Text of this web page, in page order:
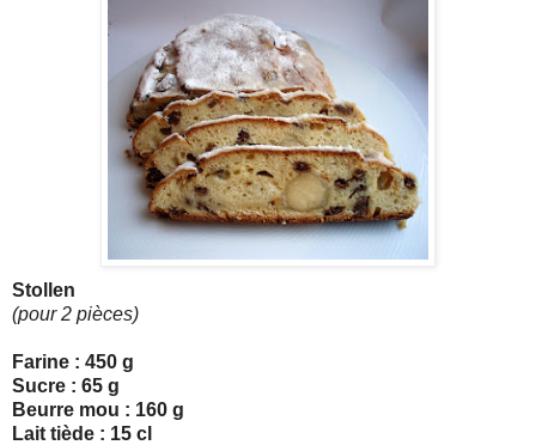
Stollen
(pour 2 pièces)
Farine : 450 g
Sucre : 65 g
Beurre mou : 160 g
Lait tiède : 15 cl